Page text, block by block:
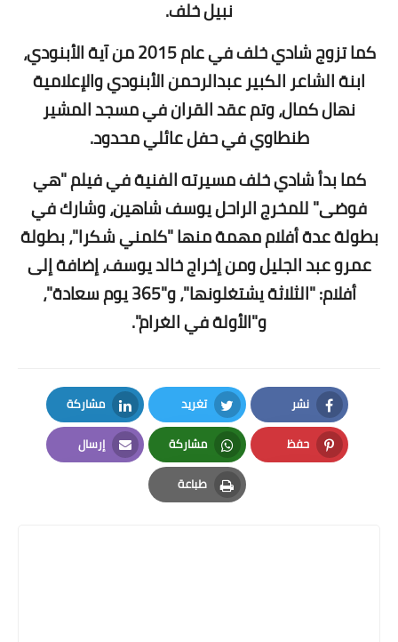
نبيل خلف.
كما تزوج شادي خلف في عام 2015 من آية الأبنودي،
ابنة الشاعر الكبير عبدالرحمن الأبنودي والإعلامية
نهال كمال، وتم عقد القران في مسجد المشير
طنطاوي في حفل عائلي محدود.
كما بدأ شادي خلف مسيرته الفنية في فيلم "هي
فوضى" للمخرج الراحل يوسف شاهين، وشارك في
بطولة عدة أفلام مهمة منها "كلمني شكرا"، بطولة
عمرو عبد الجليل ومن إخراج خالد يوسف، إضافة إلى
أفلام: "الثلاثة يشتغلونها"، و"365 يوم سعادة"،
و"الأولة في الغرام".
نشر
Facebook
تغريد
Twitter
مشاركة
LinkedIn
حفظ
Pinterest
مشاركة
Whatsapp
إرسال
Email
طباعة
Print